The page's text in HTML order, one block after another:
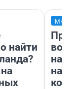
найти
нам